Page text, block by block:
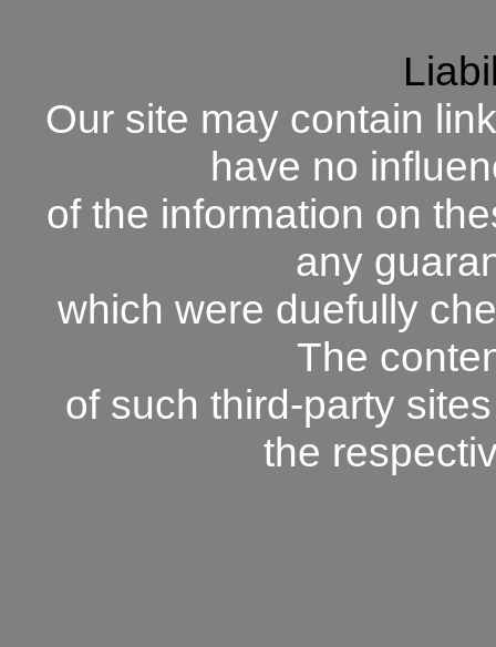
Our site may contain
have no
of the information on
any
which were duefully
The
of such third-party
the